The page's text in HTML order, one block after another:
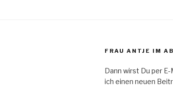
FRAU ANTJE IM
Dann wirst Du per
ich einen neuen